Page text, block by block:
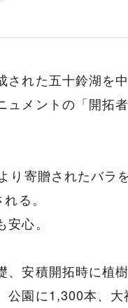
れた五十鈴湖を
ュメントの「開拓
寄贈されたバラ
る。
心。
安積開拓時に植樹
園に1,300本、大